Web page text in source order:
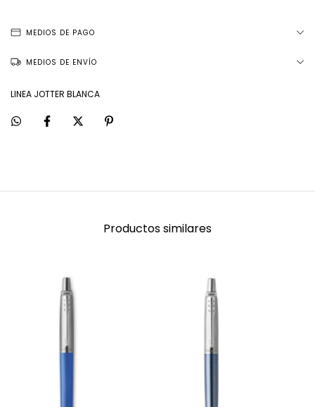
MEDIOS DE PAGO
MEDIOS DE ENVÍO
LINEA JOTTER BLANCA
Productos similares